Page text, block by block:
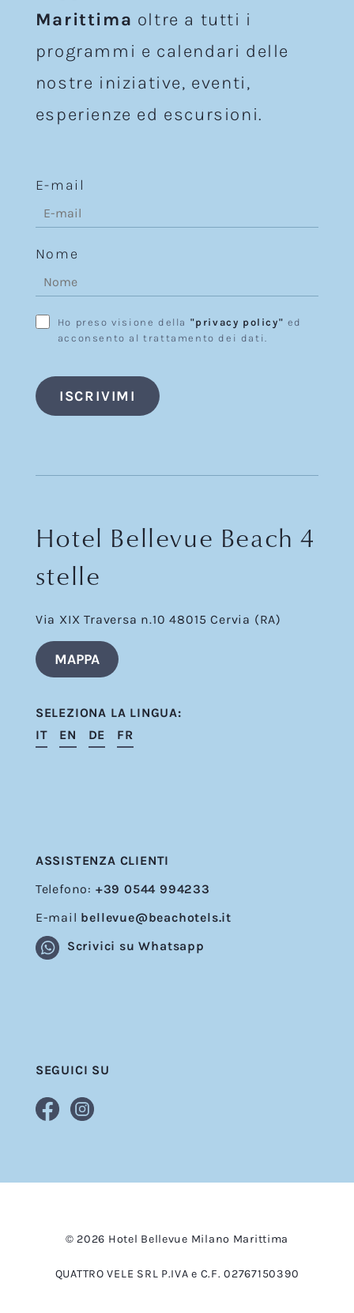
Marittima oltre a tutti i
programmi e calendari delle
nostre iniziative, eventi,
esperienze ed escursioni.
E-mail
Nome
Ho preso visione della "privacy policy" ed
acconsento al trattamento dei dati.
Hotel Bellevue Beach 4
stelle
Via XIX Traversa n.10 48015 Cervia (RA)
MAPPA
SELEZIONA LA LINGUA:
IT
EN DE FR
ASSISTENZA CLIENTI
Telefono: +39 0544 994233
E-mail bellevue@beachotels.it
Scrivici su Whatsapp
SEGUICI SU
© 2026 Hotel Bellevue Milano Marittima
QUATTRO VELE SRL P.IVA e C.F. 02767150390